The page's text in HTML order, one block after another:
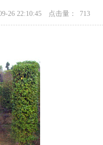
26 22:10:45 点击量： 713